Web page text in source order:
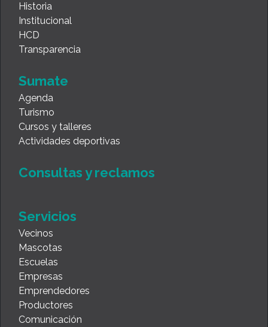
Historia
Institucional
HCD
Transparencia
Sumate
Agenda
Turismo
Cursos y talleres
Actividades deportivas
Consultas y reclamos
Servicios
Vecinos
Mascotas
Escuelas
Empresas
Emprendedores
Productores
Comunicación